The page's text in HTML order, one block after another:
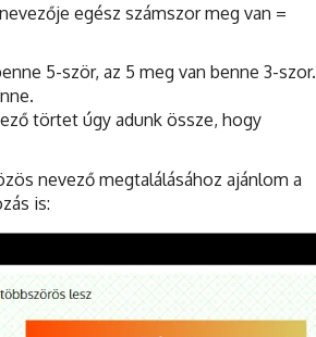
egész számszor meg van =
5-ször, az 5 meg van benne 3-szor.
törtet úgy adunk össze, hogy
nevező megtalálásához ajánlom a
is: